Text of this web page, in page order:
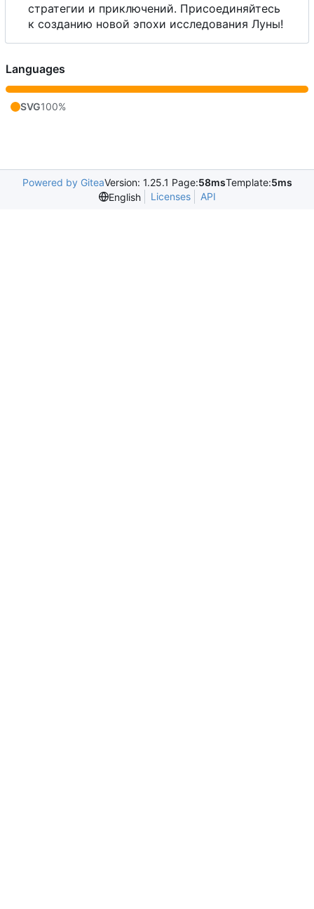
стратегии и приключений. Присоединяйтесь
к созданию новой эпохи исследования Луны!
Languages
SVG100%
Powered by GiteaVersion: 1.25.1 Page:58msTemplate:5ms
English
Licenses API